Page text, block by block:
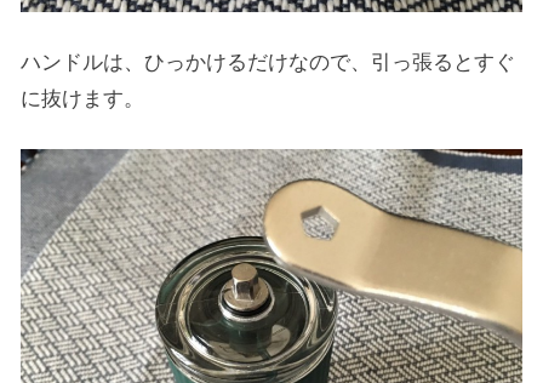
ハンドルは、ひっかけるだけなので、引っ張るとすぐ
に抜けます。